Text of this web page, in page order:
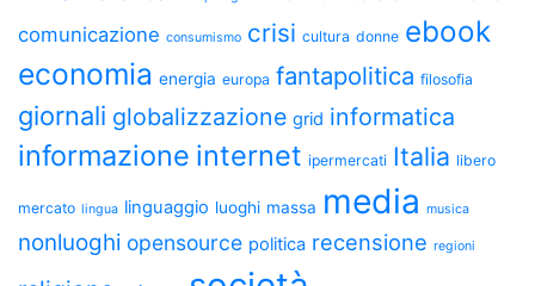
comunicazione consumismo crisi cultura donne ebook
economia energia europa fantapolitica filosofia
giornali globalizzazione grid informatica
informazione internet ipermercati Italia libero
mercato lingua linguaggio luoghi massa media musica
nonluoghi opensource politica recensione regioni